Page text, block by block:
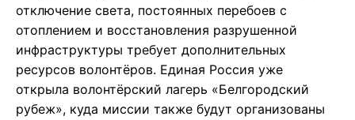
отключение света, постоянных перебоев с
отоплением и восстановления разрушенной
инфраструктуры требует дополнительных
ресурсов волонтёров. Единая Россия уже
открыла волонтёрский лагерь «Белгородский
рубеж», куда миссии также будут организованы